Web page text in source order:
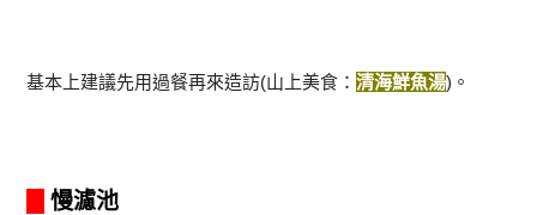
基本上建議先用過餐再來造訪(山上美食：清海鮮魚湯)。
慢濾池